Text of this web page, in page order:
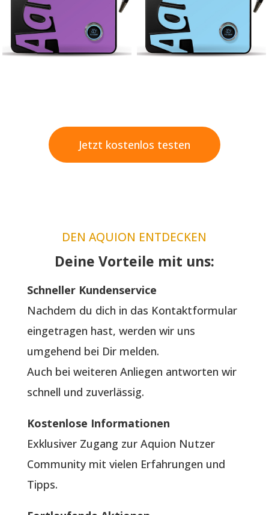
Jetzt kostenlos testen
DEN AQUION ENTDECKEN
Deine Vorteile mit uns:
Schneller Kundenservice
Nachdem du dich in das Kontaktformular
eingetragen hast, werden wir uns
umgehend bei Dir melden.
Auch bei weiteren Anliegen antworten wir
schnell und zuverlässig.
Kostenlose Informationen
Exklusiver Zugang zur Aquion Nutzer
Community mit vielen Erfahrungen und
Tipps.